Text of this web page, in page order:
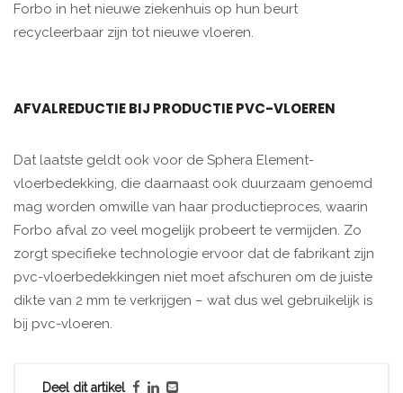
Forbo in het nieuwe ziekenhuis op hun beurt
recycleerbaar zijn tot nieuwe vloeren.
AFVALREDUCTIE BIJ PRODUCTIE PVC-VLOEREN
Dat laatste geldt ook voor de Sphera Element-
vloerbedekking, die daarnaast ook duurzaam genoemd
mag worden omwille van haar productieproces, waarin
Forbo afval zo veel mogelijk probeert te vermijden. Zo
zorgt specifieke technologie ervoor dat de fabrikant zijn
pvc-vloerbedekkingen niet moet afschuren om de juiste
dikte van 2 mm te verkrijgen – wat dus wel gebruikelijk is
bij pvc-vloeren.
Deel dit artikel